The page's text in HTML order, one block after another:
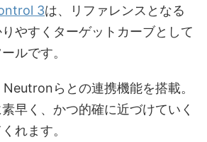
3は、リファレンスとなる
やすくターゲットカーブとして
ルです。
らとの連携機能を搭載。
早く、かつ的確に近づけていく
れます。